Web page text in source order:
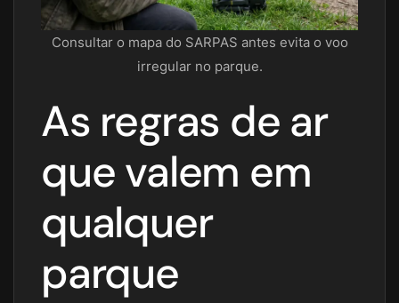
Consultar o mapa do SARPAS antes evita o voo
irregular no parque.
As regras de ar
que valem em
qualquer
parque